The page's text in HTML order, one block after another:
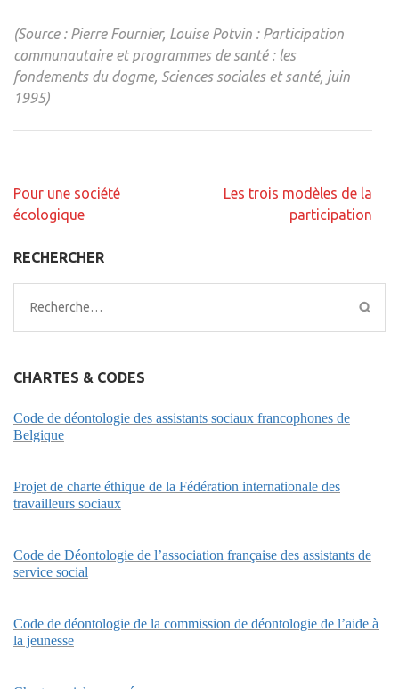
(Source : Pierre Fournier, Louise Potvin : Participation
communautaire et programmes de santé : les
fondements du dogme, Sciences sociales et santé, juin
1995)
Navigation
de
Pour une société
écologique
Les trois modèles de la
participation
RECHERCHER
Rechercher :
CHARTES & CODES
Code de déontologie des assistants sociaux francophones de
Belgique
Projet de charte éthique de la Fédération internationale des
travailleurs sociaux
Code de Déontologie de l’association française des assistants de
service social
Code de déontologie de la commission de déontologie de l’aide à
la jeunesse